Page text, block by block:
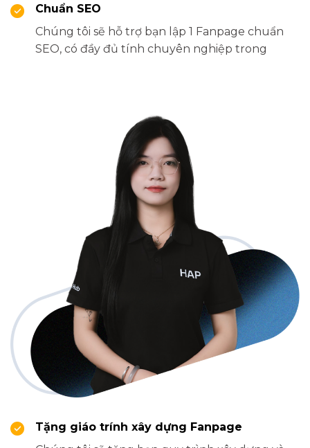
Chuẩn SEO
Chúng tôi sẽ hỗ trợ bạn lập 1 Fanpage chuẩn
SEO, có đầy đủ tính chuyên nghiệp trong
Tặng giáo trính xây dựng Fanpage